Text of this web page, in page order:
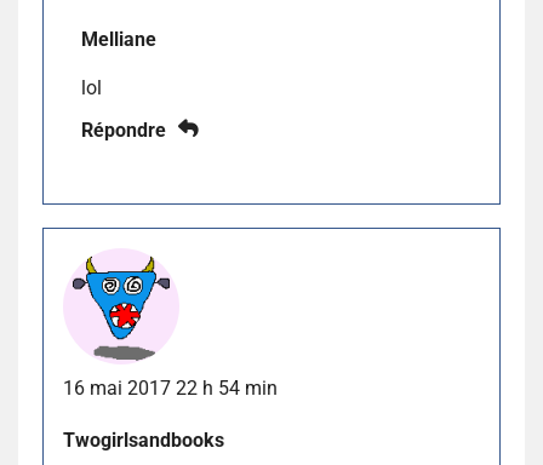
Melliane
lol
Répondre
16 mai 2017 22 h 54 min
Twogirlsandbooks